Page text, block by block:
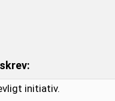
initiativ.